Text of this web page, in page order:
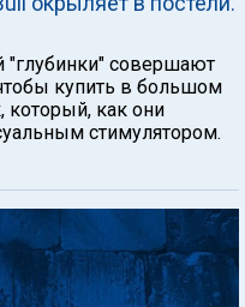
совершают
купить в большом
который, как они
стимулятором.